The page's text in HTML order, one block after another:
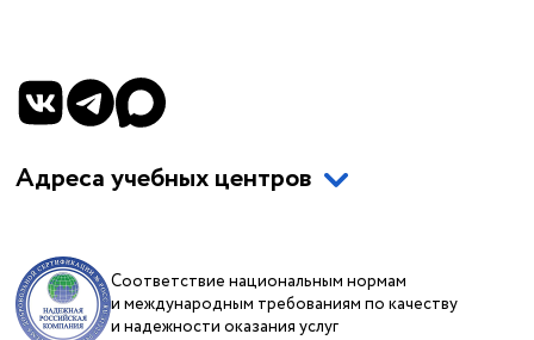
Адреса учебных центров
Соответствие национальным нормам
и международным требованиям по качеству
и надежности оказания услуг